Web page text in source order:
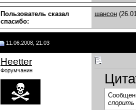
Пользователь сказал
cпасибо:
шансон
11.06.2008, 21:03
Heetter
Форумчанин
спорить